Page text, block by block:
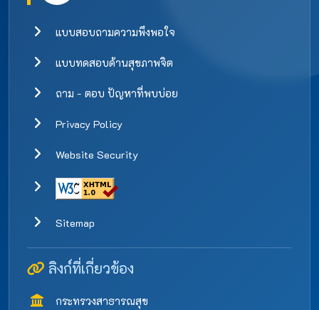
แบบสอบถามความพึงพอใจ
แบบทดสอบด้านสุขภาพจิต
ถาม - ตอบ ปัญหาที่พบบ่อย
Privacy Policy
Website Security
Sitemap
ลิงก์ที่เกี่ยวข้อง
กระทรวงสาธารณสุข